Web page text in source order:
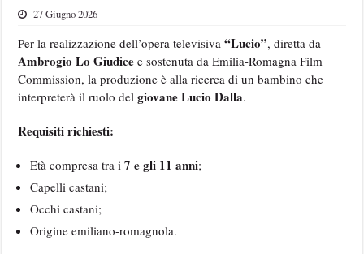
27 Giugno 2026
Per la realizzazione dell’opera televisiva“Lucio”, diretta da
Ambrogio Lo Giudice e sostenuta da Emilia-Romagna Film
Commission, la produzione è alla ricerca di un bambino che
interpreterà il ruolo delgiovane Lucio Dalla.
Requisiti richiesti:
Età compresa tra i7 e gli 11 anni;
Capelli castani;
Occhi castani;
Origine emiliano-romagnola.